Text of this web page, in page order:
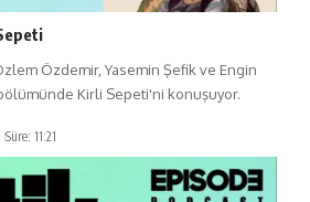
Özdemir, Yasemin Şefik ve Engin
Kirli Sepeti'ni konuşuyor.
Süre: 11:21